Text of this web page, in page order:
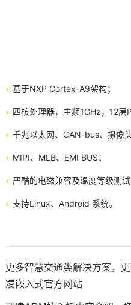
◐ 基于NXP Cortex-A9架构；
◐ 四核处理器，主频1GHz，12层
◐ 千兆以太网、CAN-bus、摄像
◐ MIPI、MLB、EMI BUS；
◐ 严酷的电磁兼容及温度等级测试
◐ 支持Linux、Android 系统。
更多智慧交通类解决方案，
凌嵌入式官方网站